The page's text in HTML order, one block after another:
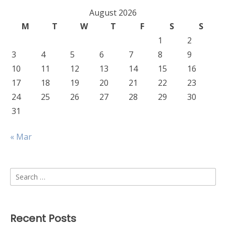
August 2026
M
T W T F S
S
1
2
3
4 5 6 7 8
9
10
11 12 13 14 15
16
17
18 19 20 21 22
23
24
25 26 27 28 29
30
31
« Mar
Search
for:
Recent Posts